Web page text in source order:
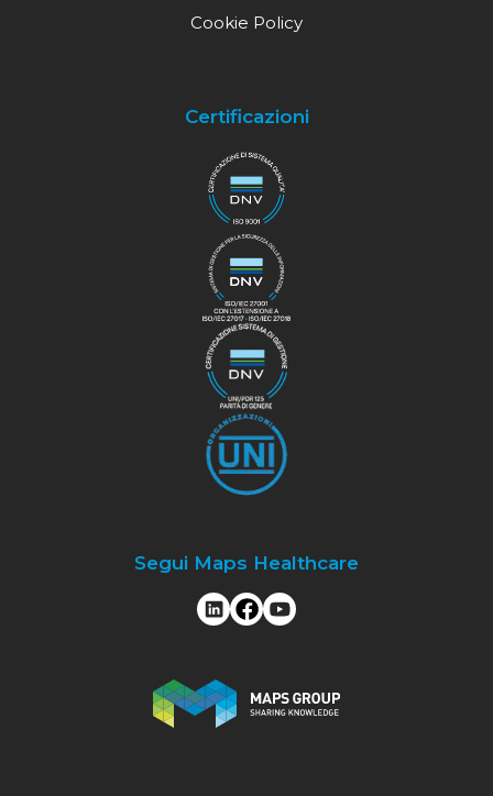
Cookie Policy
Certificazioni
Segui Maps Healthcare